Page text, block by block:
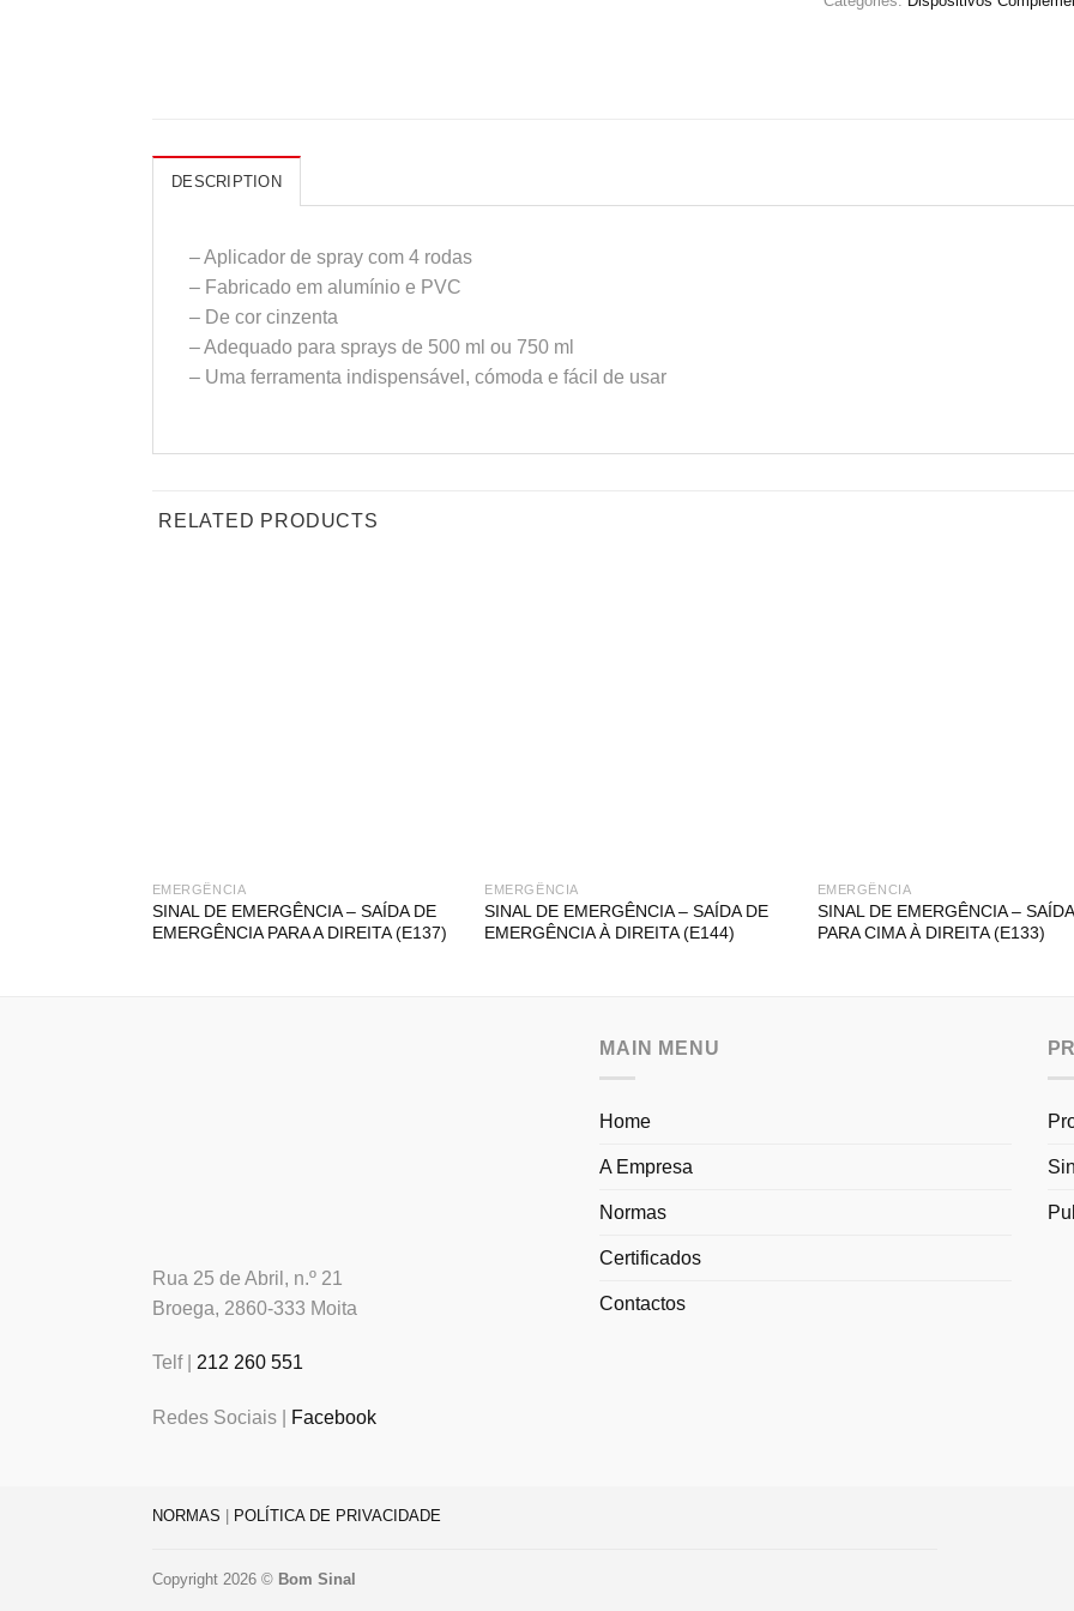
DESCRIPTION
– Aplicador de spray com 4 rodas
– Fabricado em alumínio e PVC
– De cor cinzenta
– Adequado para sprays de 500 ml ou 750 ml
– Uma ferramenta indispensável, cómoda e fácil de usar
RELATED PRODUCTS
EMERGÊNCIA
SINAL DE EMERGÊNCIA – SAÍDA DE
EMERGÊNCIA PARA A DIREITA (E137)
EMERGÊNCIA
SINAL DE EMERGÊNCIA – SAÍDA DE
EMERGÊNCIA À DIREITA (E144)
EMERGÊNCIA
SINAL DE EMERGÊNCIA –
PARA CIMA À DIREITA (E133)
Rua 25 de Abril, n.º 21
Broega, 2860-333 Moita
Telf | 212 260 551
Redes Sociais | Facebook
MAIN MENU
Home
A Empresa
Normas
Certificados
Contactos
NORMAS POLÍTICA DE PRIVACIDADE
Copyright 2026 © Bom Sinal